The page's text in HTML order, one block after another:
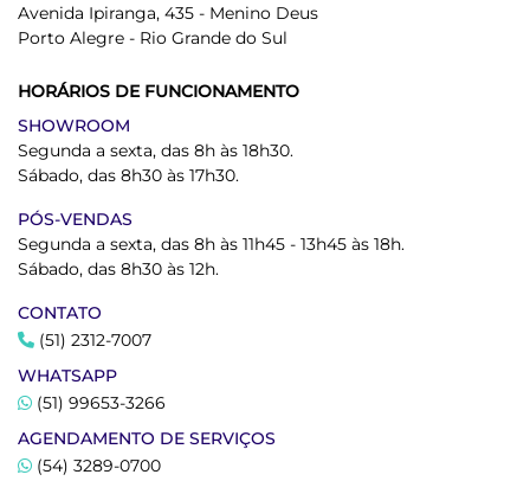
Avenida Ipiranga, 435 - Menino Deus
Porto Alegre - Rio Grande do Sul
HORÁRIOS DE FUNCIONAMENTO
SHOWROOM
Segunda a sexta, das 8h às 18h30.
Sábado, das 8h30 às 17h30.
PÓS-VENDAS
Segunda a sexta, das 8h às 11h45 - 13h45 às 18h.
Sábado, das 8h30 às 12h.
CONTATO
(51) 2312-7007
WHATSAPP
(51) 99653-3266
AGENDAMENTO DE SERVIÇOS
(54) 3289-0700